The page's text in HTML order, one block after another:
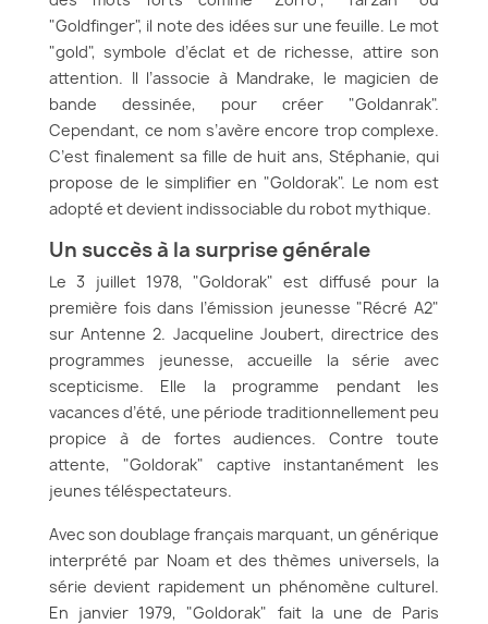
"Goldfinger", il note des idées sur une feuille. Le mot
"gold", symbole d’éclat et de richesse, attire son
attention. Il l’associe à Mandrake, le magicien de
bande dessinée, pour créer "Goldanrak".
Cependant, ce nom s’avère encore trop complexe.
C’est finalement sa fille de huit ans, Stéphanie, qui
propose de le simplifier en "Goldorak". Le nom est
adopté et devient indissociable du robot mythique.
Un succès à la surprise générale
Le 3 juillet 1978, "Goldorak" est diffusé pour la
première fois dans l’émission jeunesse "Récré A2"
sur Antenne 2. Jacqueline Joubert, directrice des
programmes jeunesse, accueille la série avec
scepticisme. Elle la programme pendant les
vacances d’été, une période traditionnellement peu
propice à de fortes audiences. Contre toute
attente, "Goldorak" captive instantanément les
jeunes téléspectateurs.
Avec son doublage français marquant, un générique
interprété par Noam et des thèmes universels, la
série devient rapidement un phénomène culturel.
En janvier 1979, "Goldorak" fait la une de Paris